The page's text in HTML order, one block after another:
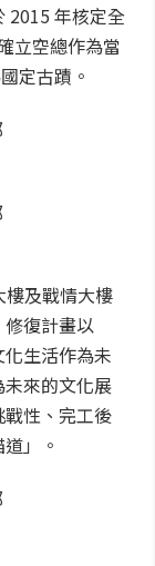
2015 年核定全
立空總作為當
定古蹟。
樓及戰情大樓
復計畫以
化生活作為未
來的文化展
性、完工後
」。